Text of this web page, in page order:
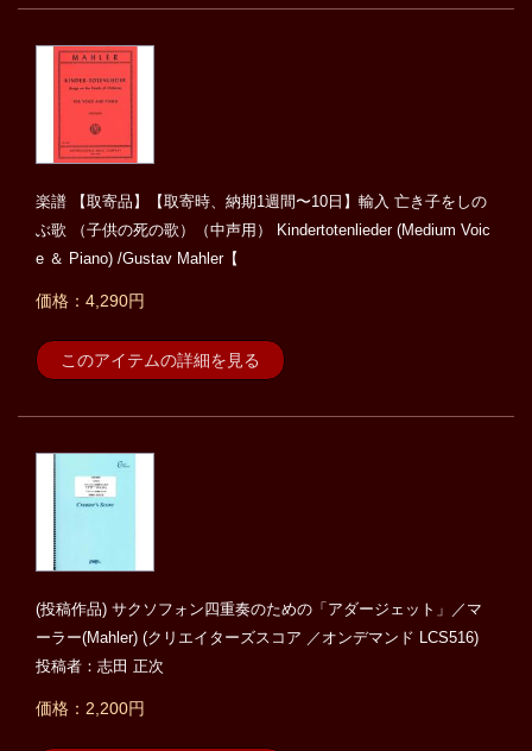
楽譜 【取寄品】【取寄時、納期1週間〜10日】輸入 亡き子をしの
ぶ歌 （子供の死の歌）（中声用） Kindertotenlieder (Medium Voic
e ＆ Piano) /Gustav Mahler【
価格：4,290円
このアイテムの詳細を見る
(投稿作品) サクソフォン四重奏のための「アダージェット」／マ
ーラー(Mahler) (クリエイターズスコア ／オンデマンド LCS516)
投稿者：志田 正次
価格：2,200円